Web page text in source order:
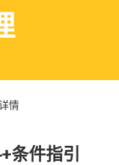
情
条件指引